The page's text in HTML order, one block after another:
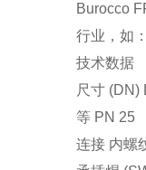
Burocco
行业，如
技术数据
尺寸 (DN)
等 PN 25
连接 内螺